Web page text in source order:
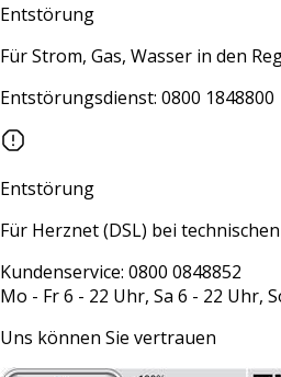
Entstörung
Für Strom, Gas, Wasser in den
Entstörungsdienst: 0800 1848800
Entstörung
Für Herznet (DSL) bei
Kundenservice: 0800 0848852
Mo - Fr 6 - 22 Uhr, Sa 6 - 22 Uhr,
Uns können Sie vertrauen